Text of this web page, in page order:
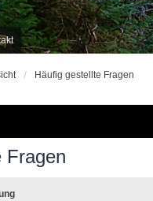
Häufig gestellte Fragen
Fragen